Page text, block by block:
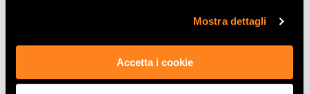
Mostra dettagli
Accetta i cookie